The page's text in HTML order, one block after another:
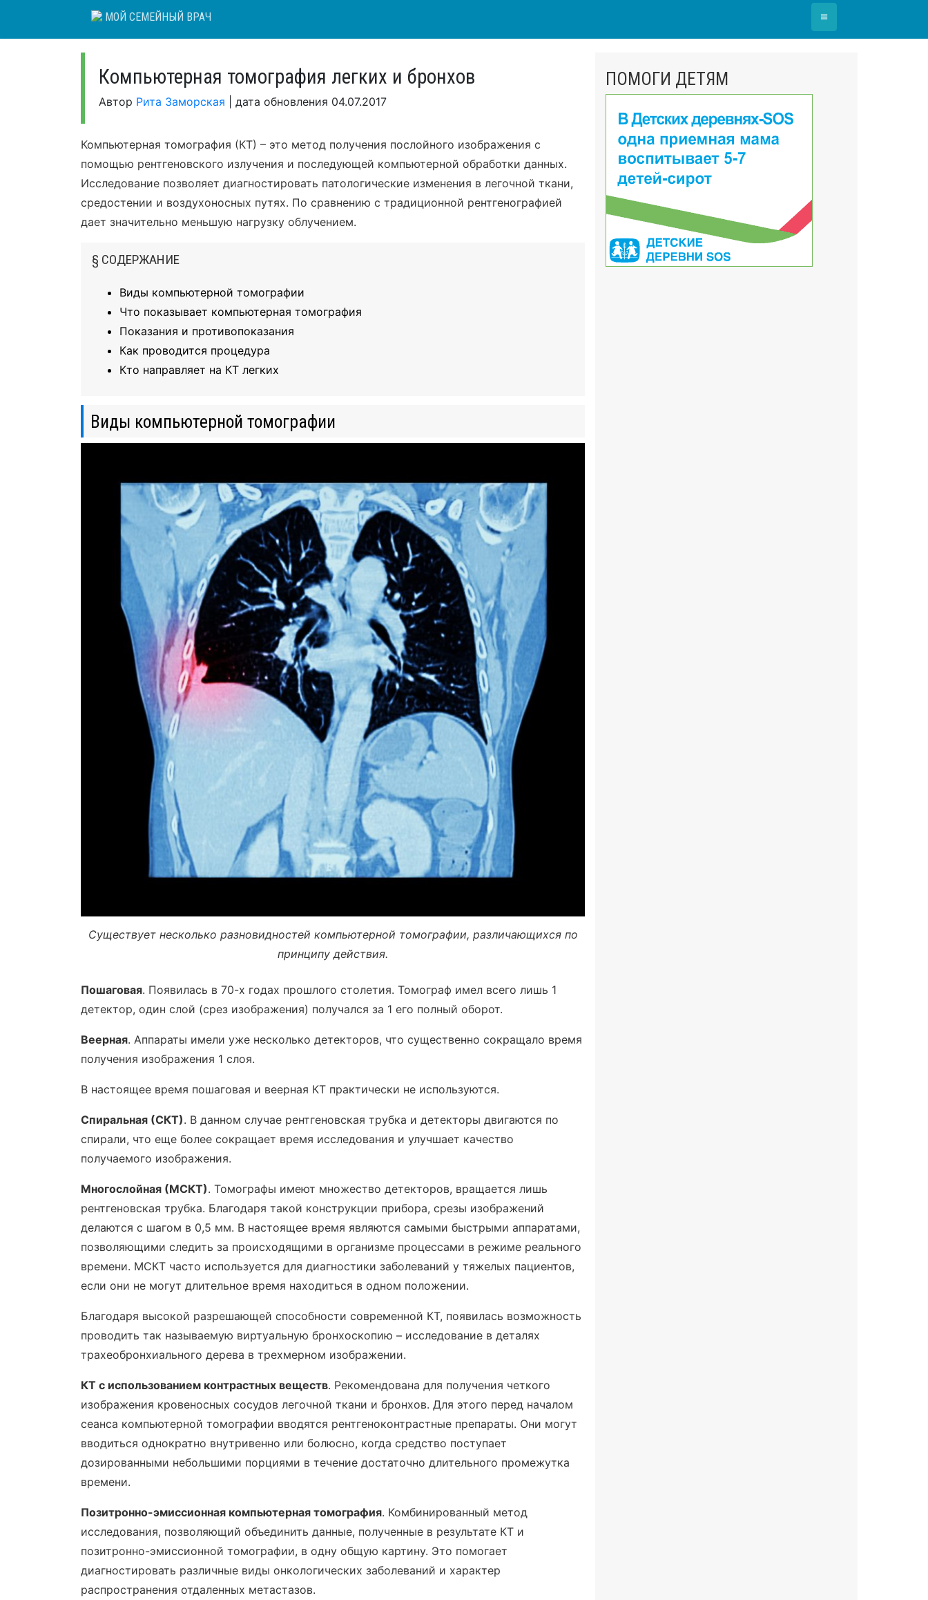
content
МОЙ СЕМЕЙНЫЙ ВРАЧ ≡
Компьютерная томография легких и бронхов
Автор Рита Заморская дата обновления 04.07.2017
Компьютерная томография (КТ) – это метод получения послойного изображения с
помощью рентгеновского излучения и последующей компьютерной обработки данных.
Исследование позволяет диагностировать патологические изменения в легочной ткани,
средостении и воздухоносных путях. По сравнению с традиционной рентгенографией
дает значительно меньшую нагрузку облучением.
§ СОДЕРЖАНИЕ
Виды компьютерной томографии
Что показывает компьютерная томография
Показания и противопоказания
Как проводится процедура
Кто направляет на КТ легких
Виды компьютерной томографии
Существует несколько разновидностей компьютерной томографии, различающихся по
принципу действия.
Пошаговая. Появилась в 70-х годах прошлого столетия. Томограф имел всего лишь 1
детектор, один слой (срез изображения) получался за 1 его полный оборот.
Веерная. Аппараты имели уже несколько детекторов, что существенно сокращало время
получения изображения 1 слоя.
В настоящее время пошаговая и веерная КТ практически не используются.
Спиральная (СКТ). В данном случае рентгеновская трубка и детекторы двигаются по
спирали, что еще более сокращает время исследования и улучшает качество
получаемого изображения.
Многослойная (МСКТ). Томографы имеют множество детекторов, вращается лишь
рентгеновская трубка. Благодаря такой конструкции прибора, срезы изображений
делаются с шагом в 0,5 мм. В настоящее время являются самыми быстрыми аппаратами,
позволяющими следить за происходящими в организме процессами в режиме реального
времени. МСКТ часто используется для диагностики заболеваний у тяжелых пациентов,
если они не могут длительное время находиться в одном положении.
Благодаря высокой разрешающей способности современной КТ, появилась возможность
проводить так называемую виртуальную бронхоскопию – исследование в деталях
трахеобронхиального дерева в трехмерном изображении.
КТ с использованием контрастных веществ. Рекомендована для получения четкого
изображения кровеносных сосудов легочной ткани и бронхов. Для этого перед началом
сеанса компьютерной томографии вводятся рентгеноконтрастные препараты. Они могут
вводиться однократно внутривенно или болюсно, когда средство поступает
дозированными небольшими порциями в течение достаточно длительного промежутка
времени.
Позитронно-эмиссионная компьютерная томография. Комбинированный метод
исследования, позволяющий объединить данные, полученные в результате КТ и
позитронно-эмиссионной томографии, в одну общую картину. Это помогает
диагностировать различные виды онкологических заболеваний и характер
распространения отдаленных метастазов.
ПОМОГИ ДЕТЯМ